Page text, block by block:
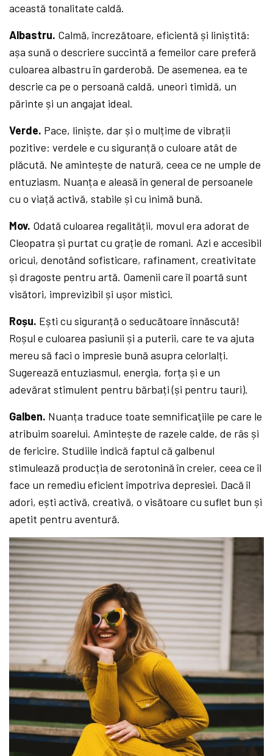
această tonalitate caldă.
Albastru. Calmă, încrezătoare, eficientă și liniștită:
așa sună o descriere succintă a femeilor care preferă
culoarea albastru în garderobă. De asemenea, ea te
descrie ca pe o persoană caldă, uneori timidă, un
părinte și un angajat ideal.
Verde. Pace, liniște, dar și o mulțime de vibrații
pozitive: verdele e cu siguranță o culoare atât de
plăcută. Ne amintește de natură, ceea ce ne umple de
entuziasm. Nuanța e aleasă în general de persoanele
cu o viață activă, stabile și cu inimă bună.
Mov. Odată culoarea regalității, movul era adorat de
Cleopatra și purtat cu grație de romani. Azi e accesibil
oricui, denotând sofisticare, rafinament, creativitate
și dragoste pentru artă. Oamenii care îl poartă sunt
visători, imprevizibil și ușor mistici.
Roșu. Ești cu siguranță o seducătoare înnăscută!
Roșul e culoarea pasiunii și a puterii, care te va ajuta
mereu să faci o impresie bună asupra celorlalți.
Sugerează entuziasmul, energia, forța și e un
adevărat stimulent pentru bărbați (și pentru tauri).
Galben. Nuanța traduce toate semnificaţiile pe care le
atribuim soarelui. Amintește de razele calde, de râs și
de fericire. Studiile indică faptul că galbenul
stimulează producția de serotonină în creier, ceea ce îl
face un remediu eficient împotriva depresiei. Dacă îl
adori, ești activă, creativă, o visătoare cu suflet bun și
apetit pentru aventură.